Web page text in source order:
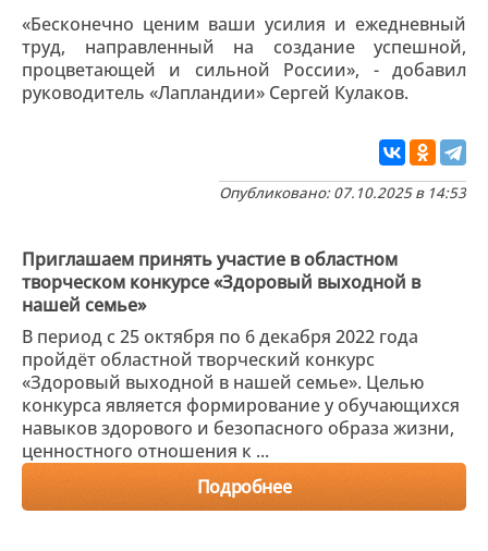
«Бесконечно ценим ваши усилия и ежедневный
труд, направленный на создание успешной,
процветающей и сильной России», - добавил
руководитель «Лапландии» Сергей Кулаков.
Опубликовано: 07.10.2025 в 14:53
Приглашаем принять участие в областном
творческом конкурсе «Здоровый выходной в
нашей семье»
В период с 25 октября по 6 декабря 2022 года
пройдёт областной творческий конкурс
«Здоровый выходной в нашей семье». Целью
конкурса является формирование у обучающихся
навыков здорового и безопасного образа жизни,
ценностного отношения к ...
Подробнее